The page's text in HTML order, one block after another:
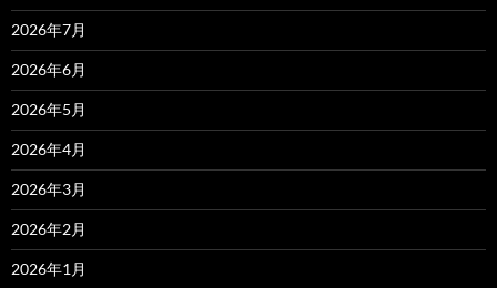
2026年7月
2026年6月
2026年5月
2026年4月
2026年3月
2026年2月
2026年1月